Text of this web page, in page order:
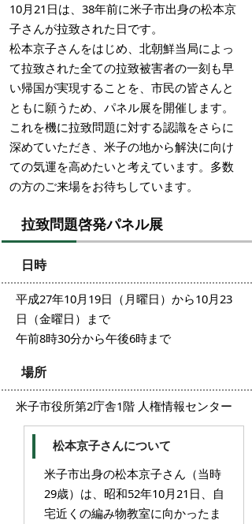
10月21日は、38年前に米子市出身の松本京
子さんが拉致された日です。
松本京子さんをはじめ、北朝鮮当局によっ
て拉致された全ての拉致被害者の一刻も早
い帰国が実現することを、市民の皆さんと
ともに願うため、パネル展を開催します。
これを機に拉致問題に対する認識をさらに
深めていただき、米子の地から解決に向け
ての気運を高めたいと考えています。多数
の方のご来場をお待ちしています。
拉致問題啓発パネル展
日時
平成27年10月19日（月曜日）から10月23
日（金曜日）まで
午前8時30分から午後6時まで
場所
米子市役所第2庁舎1階 人権情報センター
松本京子さんについて
米子市出身の松本京子さん（当時
29歳）は、昭和52年10月21日、自
宅近くの編み物教室に向かったま